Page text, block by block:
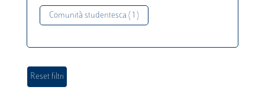
Comunità studentesca ( 1 )